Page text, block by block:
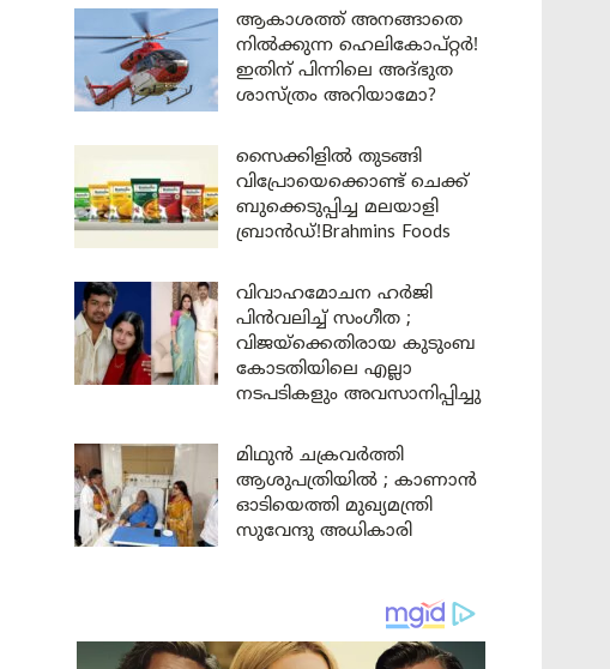
ആകാശത്ത് അനങ്ങാതെ
നില്‍ക്കുന്ന ഹെലികോപ്റ്റര്‍!
ഇതിന് പിന്നിലെ അദ്ഭുത
ശാസ്ത്രം അറിയാമോ?
സൈക്കിളിൽ തുടങ്ങി
വിപ്രോയെക്കൊണ്ട് ചെക്ക്
ബുക്കെടുപ്പിച്ച മലയാളി
ബ്രാൻഡ്!Brahmins Foods
വിവാഹമോചന ഹർജി
പിൻവലിച്ച് സംഗീത ;
വിജയ്ക്കെതിരായ കുടുംബ
കോടതിയിലെ എല്ലാ
നടപടികളും അവസാനിപ്പിച്ചു
മിഥുൻ ചക്രവർത്തി
ആശുപത്രിയിൽ ; കാണാൻ
ഓടിയെത്തി മുഖ്യമന്ത്രി
സുവേന്ദു അധികാരി